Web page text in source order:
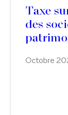
Octobre
Taxe
des